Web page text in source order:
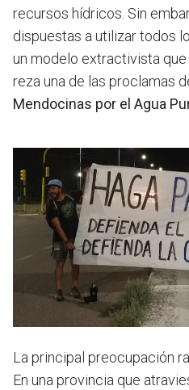
recursos hídricos. Sin
dispuestas a utilizar todos
un modelo extractivista
reza una de las proclamas
Mendocinas por el Agua
La principal preocupación
En una provincia que